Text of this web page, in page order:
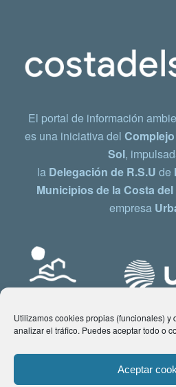
Utilizamos cookies propias (funcionales) y
analizar el tráfico. Puedes aceptar todo o
Aceptar
El portal de información
es una iniciativa del
Sol,
la Delegación de R.S.U de
Municipios de la Costa
empresa